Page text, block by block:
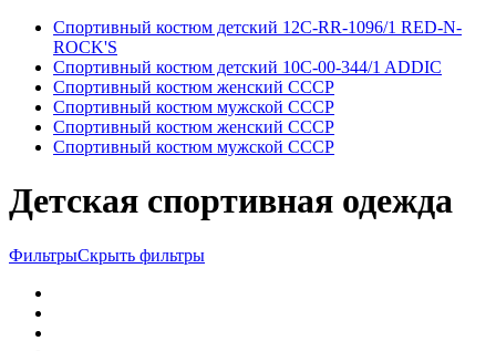
Спортивный костюм детский 12C-RR-1096/1 RED-N-
ROCK'S
Спортивный костюм детский 10C-00-344/1 ADDIC
Спортивный костюм женский СССР
Спортивный костюм мужской СССР
Спортивный костюм женский СССР
Спортивный костюм мужской СССР
Детская спортивная одежда
ФильтрыСкрыть фильтры